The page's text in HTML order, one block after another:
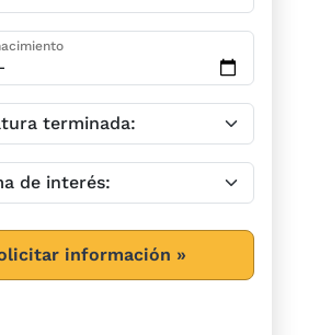
información »